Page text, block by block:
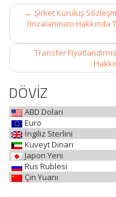
Post
navigation
← Şirket Kuruluş
İmzalanması Hakkında
Transfer
DÖVİZ
ABD Doları
Euro
İngiliz Sterlini
Kuveyt Dinarı
Japon Yeni
Rus Rublesi
Çin Yuanı